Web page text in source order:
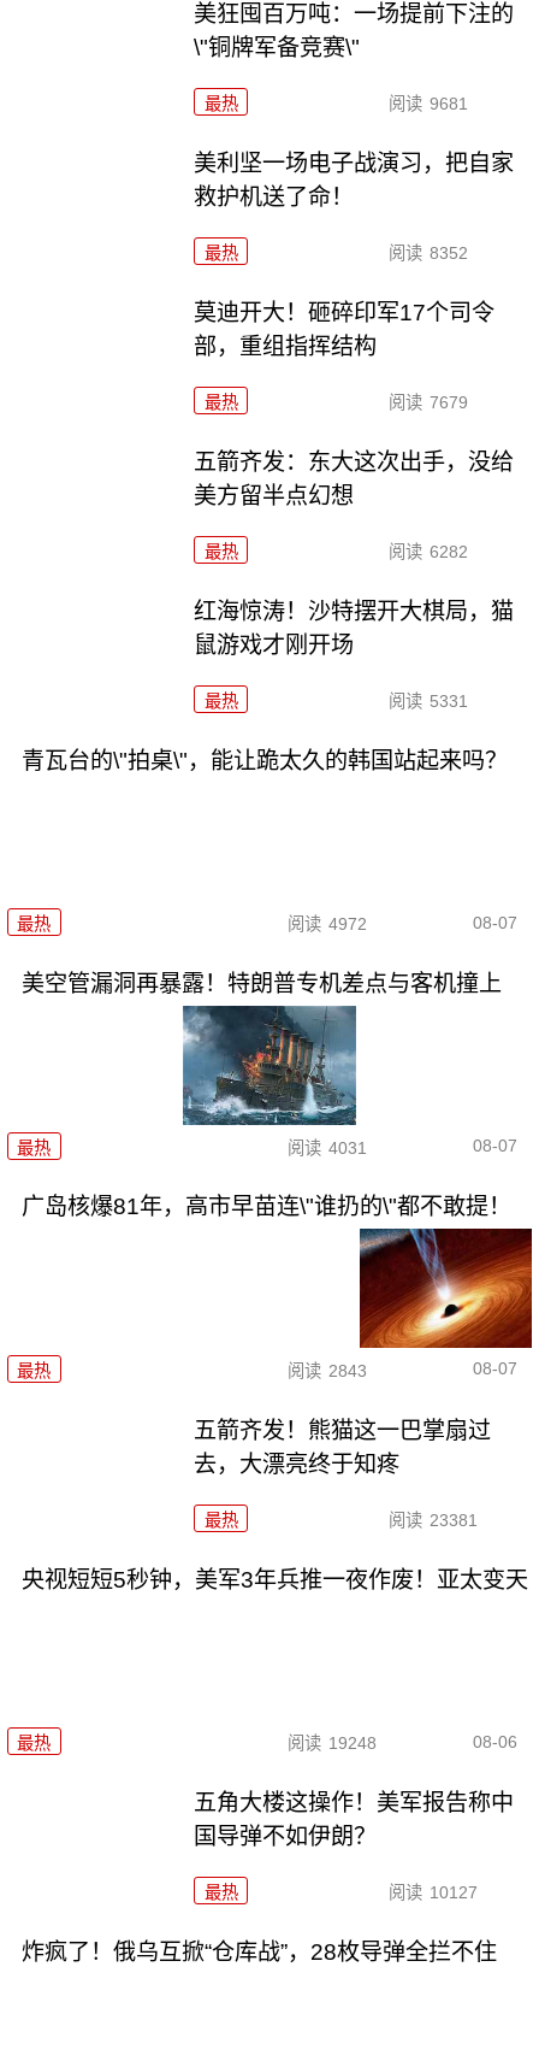
美狂囤百万吨：一场提前下注的
\"铜牌军备竞赛\"
最热 阅读 9681
美利坚一场电子战演习，把自家
救护机送了命！
最热 阅读 8352
莫迪开大！砸碎印军17个司令
部，重组指挥结构
最热 阅读 7679
五箭齐发：东大这次出手，没给
美方留半点幻想
最热 阅读 6282
红海惊涛！沙特摆开大棋局，猫
鼠游戏才刚开场
最热 阅读 5331
青瓦台的\"拍桌\"，能让跪太久的韩国站起来吗？
最热 阅读 4972 08-07
美空管漏洞再暴露！特朗普专机差点与客机撞上
最热 阅读 4031 08-07
广岛核爆81年，高市早苗连\"谁扔的\"都不敢提！
最热 阅读 2843 08-07
五箭齐发！熊猫这一巴掌扇过
去，大漂亮终于知疼
最热 阅读 23381
央视短短5秒钟，美军3年兵推一夜作废！亚太变天
最热 阅读 19248 08-06
五角大楼这操作！美军报告称中
国导弹不如伊朗？
最热 阅读 10127
炸疯了！俄乌互掀“仓库战”，28枚导弹全拦不住